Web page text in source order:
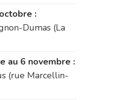
:
Dumas (La
au 6 novembre :
(rue Marcellin-